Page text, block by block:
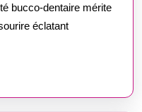
bucco-dentaire mérite
éclatant